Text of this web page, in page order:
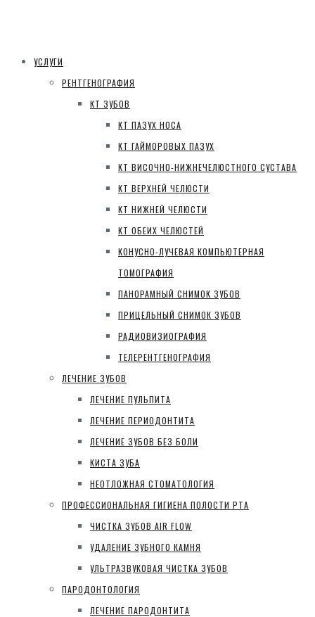
УСЛУГИ
РЕНТГЕНОГРАФИЯ
КТ ЗУБОВ
КТ ПАЗУХ НОСА
КТ ГАЙМОРОВЫХ ПАЗУХ
КТ ВИСОЧНО-НИЖНЕЧЕЛЮСТНОГО СУСТАВА
КТ ВЕРХНЕЙ ЧЕЛЮСТИ
КТ НИЖНЕЙ ЧЕЛЮСТИ
КТ ОБЕИХ ЧЕЛЮСТЕЙ
КОНУСНО-ЛУЧЕВАЯ КОМПЬЮТЕРНАЯ
ТОМОГРАФИЯ
ПАНОРАМНЫЙ СНИМОК ЗУБОВ
ПРИЦЕЛЬНЫЙ СНИМОК ЗУБОВ
РАДИОВИЗИОГРАФИЯ
ТЕЛЕРЕНТГЕНОГРАФИЯ
ЛЕЧЕНИЕ ЗУБОВ
ЛЕЧЕНИЕ ПУЛЬПИТА
ЛЕЧЕНИЕ ПЕРИОДОНТИТА
ЛЕЧЕНИЕ ЗУБОВ БЕЗ БОЛИ
КИСТА ЗУБА
НЕОТЛОЖНАЯ СТОМАТОЛОГИЯ
ПРОФЕССИОНАЛЬНАЯ ГИГИЕНА ПОЛОСТИ РТА
ЧИСТКА ЗУБОВ AIR FLOW
УДАЛЕНИЕ ЗУБНОГО КАМНЯ
УЛЬТРАЗВУКОВАЯ ЧИСТКА ЗУБОВ
ПАРОДОНТОЛОГИЯ
ЛЕЧЕНИЕ ПАРОДОНТИТА